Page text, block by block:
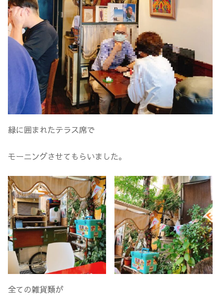
緑に囲まれたテラス席で
モーニングさせてもらいました。
全ての雑貨類が